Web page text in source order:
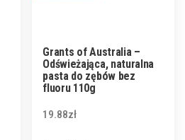
Grants of Australia –
Odświeżająca, naturalna
pasta do zębów bez
fluoru 110g
19.88zł